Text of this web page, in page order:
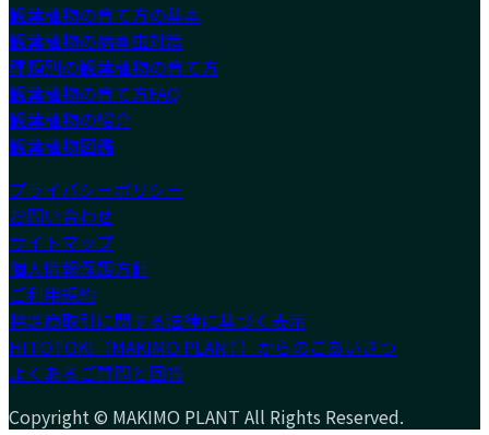
観葉植物の育て方の基本
観葉植物の病害虫対策
種類別の観葉植物の育て方
観葉植物の育て方FAQ
観葉植物の紹介
観葉植物図鑑
プライバシーポリシー
お問い合わせ
サイトマップ
個人情報保護方針
ご利用規約
特定商取引に関する法律に基づく表示
HITOTOKI（MAKIMO PLANT）からのごあいさつ
よくあるご質問と回答
Copyright © MAKIMO PLANT All Rights Reserved.